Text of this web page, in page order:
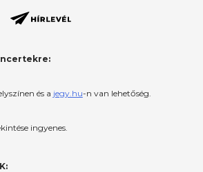
és a jegy.hu-n van lehetőség.
ingyenes.